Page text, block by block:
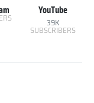
YouTube
39K
SUBSCRIBERS